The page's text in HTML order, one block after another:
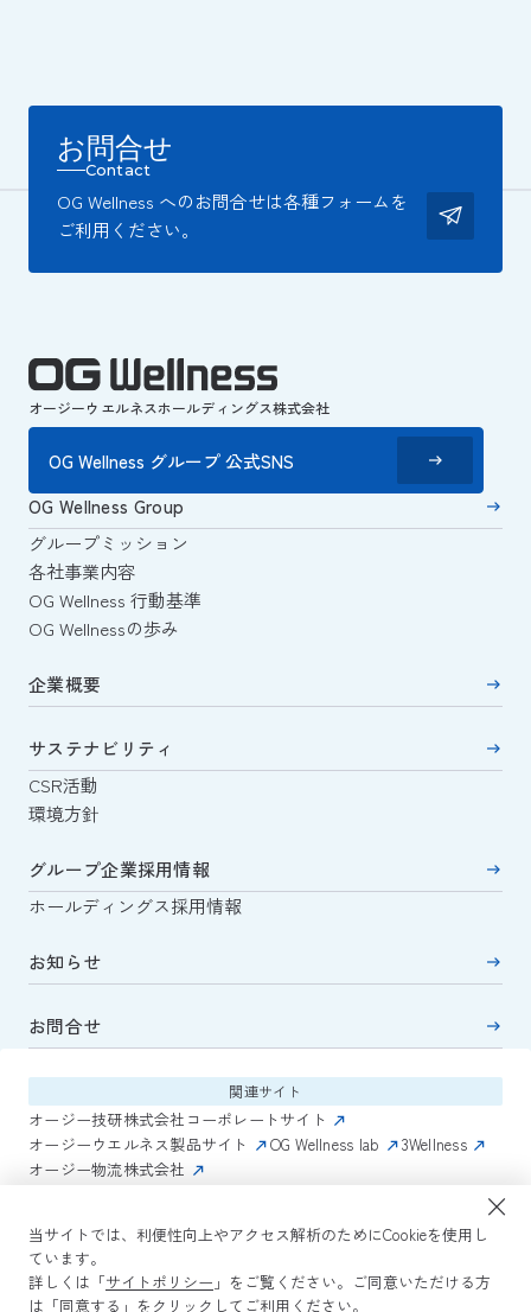
当サイトでは、利便性向上やアクセス解析のためにCookieを使用し
ています。
詳しくは「サイトポリシー 」をご覧ください。ご同意いただける方
は「同意する」をクリックしてご利用ください。
お問合せ
Contact
OG Wellness へのお問合せは各種フォームを
ご利用ください。
オージーウエルネスホールディングス株式会社
OG Wellness グループ 公式SNS
OG Wellness Group
グループミッション
各社事業内容
OG Wellness 行動基準
OG Wellnessの歩み
企業概要
サステナビリティ
CSR活動
環境方針
グループ企業採用情報
ホールディングス採用情報
お知らせ
お問合せ
関連サイト
オージー技研株式会社コーポレートサイト
オージーウエルネス製品サイト
OG Wellness lab
3Wellness
オージー物流株式会社
AmazonECサイト IVESサポートクラブ
サイトポリシー プライバシーポリシー